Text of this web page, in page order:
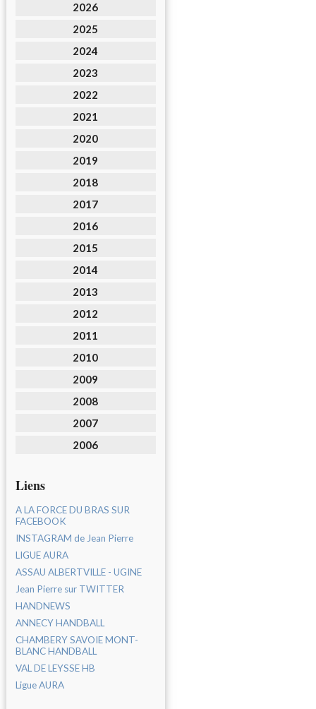
2026
2025
2024
2023
2022
2021
2020
2019
2018
2017
2016
2015
2014
2013
2012
2011
2010
2009
2008
2007
2006
Liens
A LA FORCE DU BRAS SUR
FACEBOOK
INSTAGRAM de Jean Pierre
LIGUE AURA
ASSAU ALBERTVILLE - UGINE
Jean Pierre sur TWITTER
HANDNEWS
ANNECY HANDBALL
CHAMBERY SAVOIE MONT-
BLANC HANDBALL
VAL DE LEYSSE HB
Ligue AURA